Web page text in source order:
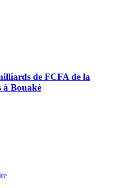
de FCFA de la
à Bouaké